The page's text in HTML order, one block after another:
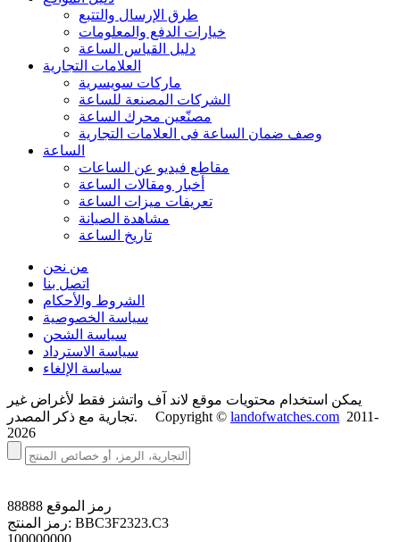
طرق الإرسال والتتبع
خيارات الدفع والمعلومات
دليل القياس الساعة
العلامات التجارية
ماركات سويسرية
الشركات المصنعة للساعة
مصنّعين محرك الساعة
وصف ضمان الساعة فی العلامات التجارية
الساعة
مقاطع فيديو عن الساعات
أخبار ومقالات الساعة
تعريفات ميزات الساعة
مشاهدة الصيانة
تاريخ الساعة
من نحن
اتصل بنا
الشروط والأحكام
سياسة الخصوصية
سياسة الشحن
سياسة الاسترداد
سياسة الإلغاء
يمكن استخدام محتويات موقع لاند آف واتشز فقط لأغراض غير
تجارية مع ذكر المصدر. Copyright © landofwatches.com 2011-
2026
رمز الموقع 88888
رمز المنتج: BBC3F2323.C3
100000000